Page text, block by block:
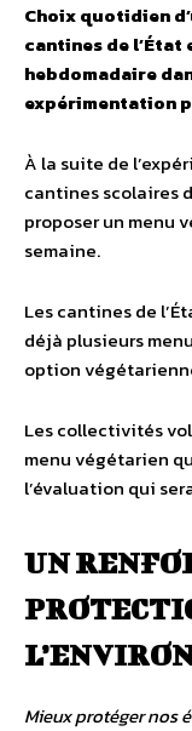
Choix quotidien
cantines de l’État
hebdomadaire
expérimentation
À la suite de
cantines scolaires
proposer un menu
semaine.
Les cantines de
déjà plusieurs
option
Les collectivités
menu végétarien
l’évaluation qui
UN
Mieux protéger nos